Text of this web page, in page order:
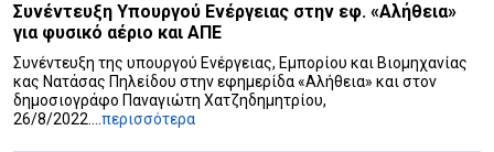
Συνέντευξη Υπουργού Ενέργειας στην εφ. «Αλήθεια»
για φυσικό αέριο και ΑΠΕ
Συνέντευξη της υπουργού Ενέργειας, Εμπορίου και Βιομηχανίας
κας Νατάσας Πηλείδου στην εφημερίδα «Αλήθεια» και στον
δημοσιογράφο Παναγιώτη Χατζηδημητρίου,
26/8/2022.... περισσότερα